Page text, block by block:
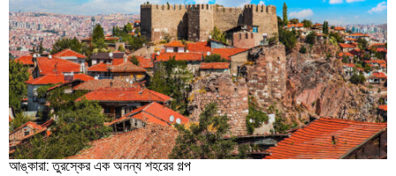
আঙ্কারা: তুরস্কের এক অনন্য শহরের গল্প